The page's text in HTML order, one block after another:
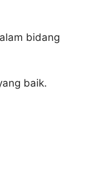
bidang
baik.